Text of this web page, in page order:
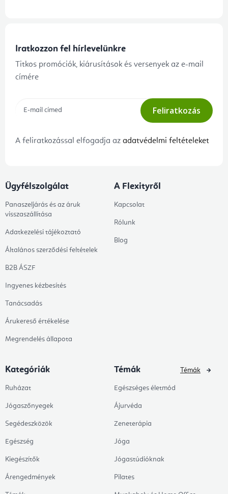
Iratkozzon fel hírlevelünkre
Titkos promóciók, kiárusítások és versenyek az e-mail
címére
Feliratkozás
A feliratkozással elfogadja az adatvédelmi feltételeket
Ügyfélszolgálat
Panaszeljárás és az áruk
visszaszállítása
Adatkezelési tájékoztató
Általános szerződési feltételek
B2B ÁSZF
Ingyenes kézbesítés
Tanácsadás
Árukereső értékelése
Megrendelés állapota
A Flexityről
Kapcsolat
Rólunk
Blog
Kategóriák
Ruházat
Jógaszőnyegek
Segédeszközök
Egészség
Kiegészítők
Árengedmények
Témák
Egészséges életmód
Ájurvéda
Zeneterápia
Jóga
Jógastúdióknak
Pilates
Témák